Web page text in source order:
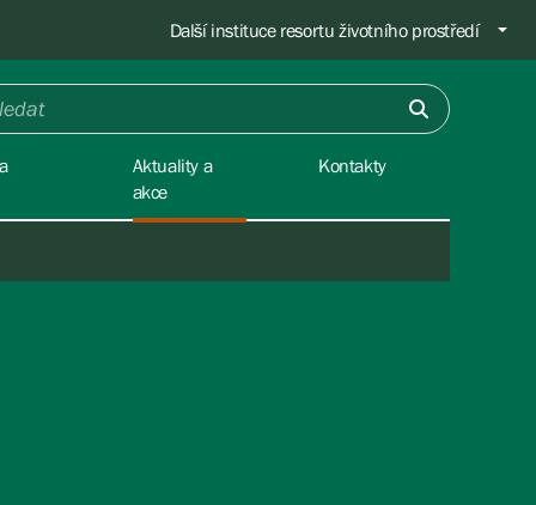
Další instituce resortu životního prostředí
Aktuality a
akce
Kontakty